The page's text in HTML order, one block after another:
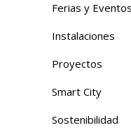
Ferias y Eventos
Instalaciones
Proyectos
Smart City
Sostenibilidad